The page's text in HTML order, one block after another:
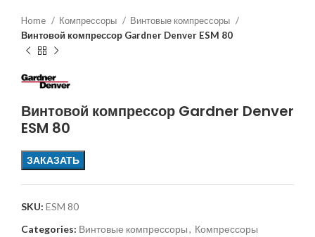
Home Компрессоры
Винтовые компрессоры
Винтовой компрессор Gardner Denver ESM 80
Винтовой компрессор Gardner Denver
ESM 80
ЗАКАЗАТЬ
SKU: ESM 80
Categories: Винтовые компрессоры, Компрессоры